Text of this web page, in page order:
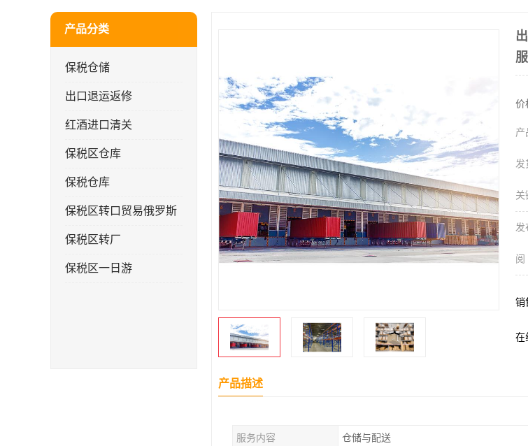
产品分类
保税仓储
出口退运返修
红酒进口清关
保税区仓库
保税仓库
保税区转口贸易俄罗斯
保税区转厂
保税区一日游
价
产
发
关
发
阅
销
在
产品描述
服务内容 仓储与配送